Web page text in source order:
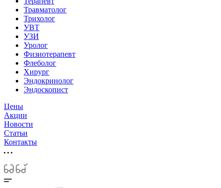
Травматолог
Трихолог
УВТ
УЗИ
Уролог
Физиотерапевт
Флеболог
Хирург
Эндокринолог
Эндоскопист
Цены
Акции
Новости
Статьи
Контакты